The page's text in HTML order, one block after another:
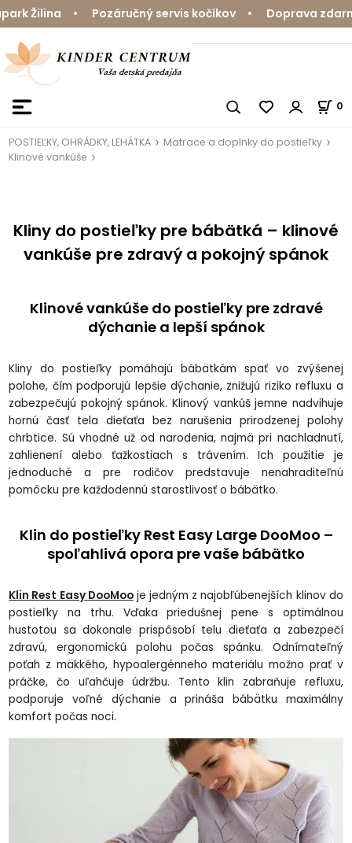
Žilina • Pozáručný servis kočíkov • Doprava
0
POSTIEĽKY, OHRÁDKY, LEHÁTKA
Matrace a doplnky do postieľky
Klinové vankúše
Kliny do postieľky pre bábätká – klinové
vankúše pre zdravý a pokojný spánok
Klinové vankúše do postieľky pre zdravé
dýchanie a lepší spánok
Kliny do postieľky pomáhajú bábätkám spať vo zvýšenej
polohe, čím podporujú lepšie dýchanie, znižujú riziko refluxu a
zabezpečujú pokojný spánok. Klinový vankúš jemne nadvihuje
hornú časť tela dieťaťa bez narušenia prirodzenej polohy
chrbtice. Sú vhodné už od narodenia, najmä pri nachladnutí,
zahlienení alebo ťažkostiach s trávením. Ich použitie je
jednoduché a pre rodičov predstavuje nenahraditeľnú
pomôcku pre každodennú starostlivosť o bábätko.
Klin do postieľky Rest Easy Large DooMoo –
spoľahlivá opora pre vaše bábätko
Klin Rest Easy DooMooje jedným z najobľúbenejších klinov do
postieľky na trhu. Vďaka priedušnej pene s optimálnou
hustotou sa dokonale prispôsobí telu dieťaťa a zabezpečí
zdravú, ergonomickú polohu počas spánku. Odnímateľný
poťah z mäkkého, hypoalergénneho materiálu možno prať v
práčke, čo uľahčuje údržbu. Tento klin zabraňuje refluxu,
podporuje voľné dýchanie a prináša bábätku maximálny
komfort počas noci.